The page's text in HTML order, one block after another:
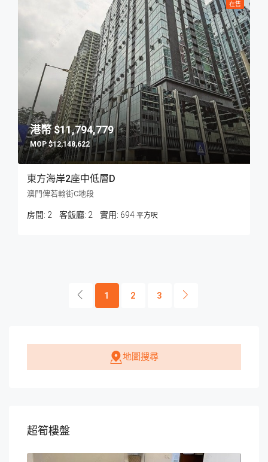
在售
$11,794,779
$12,148,622
東方海岸2座中低層D
澳門俾若翰街C地段
房間: 2 客飯廳: 2 694 平方呎
1 2 3
地圖搜尋
超筍樓盤